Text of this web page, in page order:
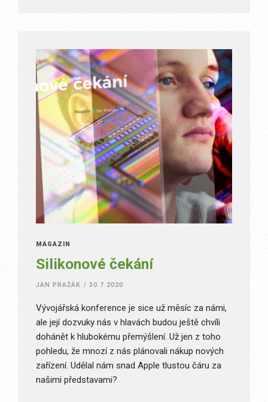
MAGAZÍN
Silikonové čekání
JAN PRAŽÁK / 30.7.2020
Vývojářská konference je sice už měsíc za námi,
ale její dozvuky nás v hlavách budou ještě chvíli
dohánět k hlubokému přemýšlení. Už jen z toho
pohledu, že mnozí z nás plánovali nákup nových
zařízení. Udělal nám snad Apple tlustou čáru za
našimi představami?